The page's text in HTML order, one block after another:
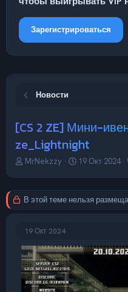
Зарегистрироваться
Новости
[CS 2 ZE] Мини-
ze_Lightnight
А
о
р
е
ы
MrNekzzy
Д
а
н
л
19 Окт 2024
В этой теме нельзя
19 Окт 2024